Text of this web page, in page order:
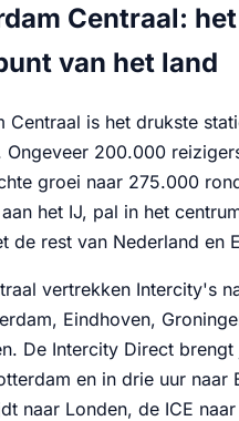
Centraal: het
van het land
Centraal is het drukste
Ongeveer 200.000
groei naar 275.000
het IJ, pal in het
de rest van Nederland en
vertrekken Intercity's
Eindhoven,
De Intercity Direct
en in drie uur naar
naar Londen, de ICE